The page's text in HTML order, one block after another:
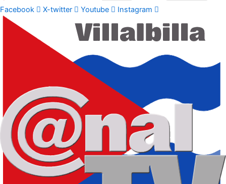
Facebook X-twitter Youtube Instagram